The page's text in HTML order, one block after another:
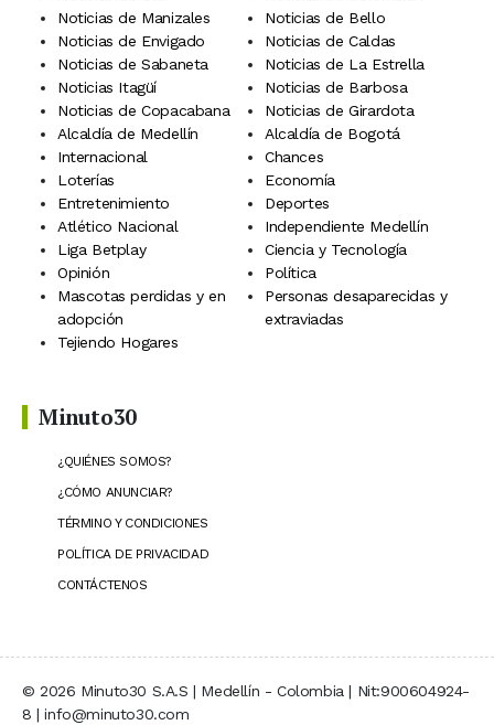
Noticias de Manizales
Noticias de Bello
Noticias de Envigado
Noticias de Caldas
Noticias de Sabaneta
Noticias de La Estrella
Noticias Itagüí
Noticias de Barbosa
Noticias de Copacabana
Noticias de Girardota
Alcaldía de Medellín
Alcaldía de Bogotá
Internacional
Chances
Loterías
Economía
Entretenimiento
Deportes
Atlético Nacional
Independiente Medellín
Liga Betplay
Ciencia y Tecnología
Opinión
Política
Mascotas perdidas y en
adopción
Personas desaparecidas y
extraviadas
Tejiendo Hogares
Minuto30
¿QUIÉNES SOMOS?
¿CÓMO ANUNCIAR?
TÉRMINO Y CONDICIONES
POLÍTICA DE PRIVACIDAD
CONTÁCTENOS
© 2026 Minuto30 S.A.S | Medellín - Colombia | Nit:900604924-
8 | info@minuto30.com